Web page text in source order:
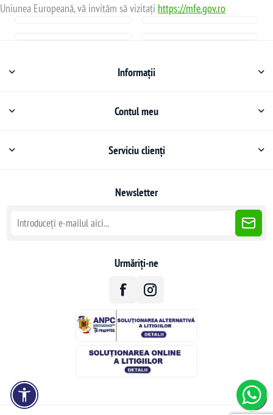
Uniunea Europeană, vă invităm să vizitați https://mfe.gov.ro
Informații
Contul meu
Serviciu clienți
Newsletter
Urmăriți-ne